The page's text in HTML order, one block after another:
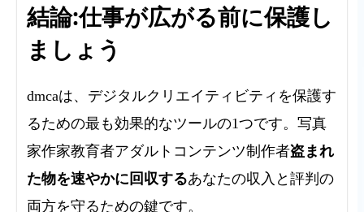
結論:仕事が広がる前に保護し
ましょう
dmcaは、デジタルクリエイティビティを保護す
るための最も効果的なツールの1つです。写真
家作家教育者アダルトコンテンツ制作者盗まれ
た物を速やかに回収するあなたの収入と評判の
両方を守るための鍵です。